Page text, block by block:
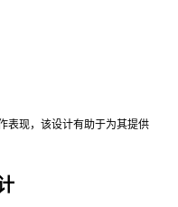
表现，该设计有助于为其提供